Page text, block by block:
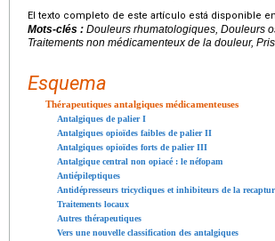
El texto completo de este artículo está disponible en
Mots-clés : Douleurs rhumatologiques, Douleurs
Traitements non médicamenteux de la douleur,
Esquema
Thérapeutiques antalgiques médicamenteuses
Antalgiques de palier I
Antalgiques opioïdes faibles de palier II
Antalgiques opioïdes forts de palier III
Antalgique central non opiacé : le néfopam
Antiépileptiques
Antidépresseurs tricycliques et inhibiteurs de la
Traitements locaux
Autres thérapeutiques
Vers une nouvelle classification des antalgiques